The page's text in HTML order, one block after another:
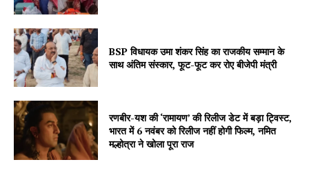
BSP विधायक उमा शंकर सिंह का राजकीय सम्मान के
साथ अंतिम संस्कार, फूट-फूट कर रोए बीजेपी मंत्री
रणबीर-यश की ‘रामायण’ की रिलीज डेट में बड़ा ट्विस्ट,
भारत में 6 नवंबर को रिलीज नहीं होगी फिल्म, नमित
मल्होत्रा ने खोला पूरा राज